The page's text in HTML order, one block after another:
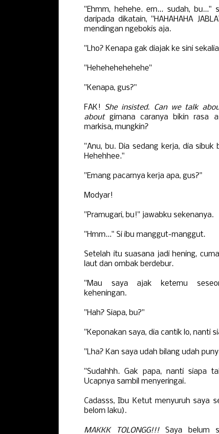
"Ehmm, hehehe. em... sudah, bu..."
daripada dikatain, "HAHAHAHA
mendingan ngebokis aja.
"Lho? Kenapa gak diajak ke sini
"Hehehehehehehe"
"Kenapa, gus?"
FAK! She insisted. Can we talk
aboutgimana caranya bikin rasa
markisa, mungkin?
"Anu, bu. Dia sedang kerja, dia sibuk
Hehehhee."
"Emang pacarnya kerja apa, gus?"
Modyar!
"Pramugari, bu!" jawabku sekenanya.
"Hmm..." Si ibu manggut-manggut.
Setelah itu suasana jadi hening,
laut dan ombak berdebur.
"Mau saya ajak ketemu
keheningan.
"Hah? Siapa, bu?"
"Keponakan saya, dia cantik lo, nanti
"Lha? Kan saya udah bilang udah
"Sudahhh. Gak papa, nanti siapa
Ucapnya sambil menyeringai.
Cadasss, Ibu Ketut menyuruh saya
belom laku).
MAKKK TOLONGG!!!Saya belum